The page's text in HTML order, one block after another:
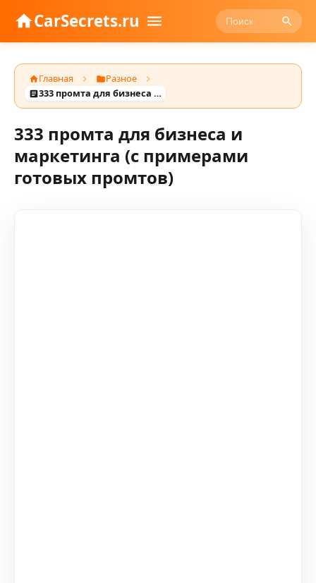
CarSecrets.ru
Главная
Разное
333 промта для бизнеса и маркетинга (с примерами готовых промтов)
333 промта для бизнеса и
маркетинга (с примерами
готовых промтов)